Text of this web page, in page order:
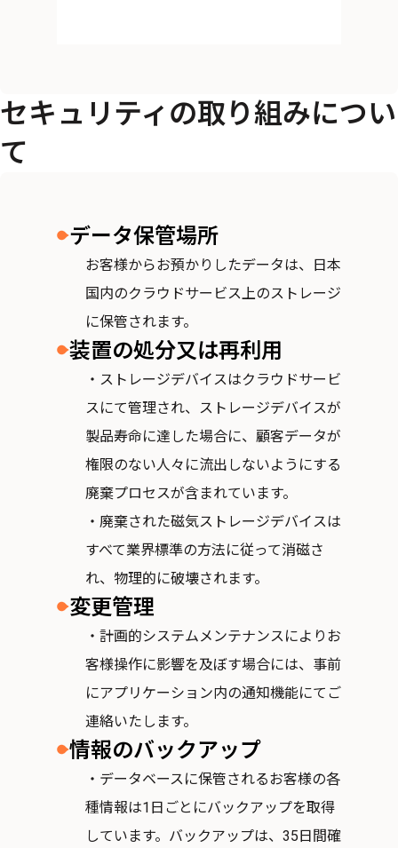
セキュリティの取り組みについ
て
データ保管場所
お客様からお預かりしたデータは、日本
国内のクラウドサービス上のストレージ
に保管されます。
装置の処分又は再利用
・ストレージデバイスはクラウドサービ
スにて管理され、ストレージデバイスが
製品寿命に達した場合に、顧客データが
権限のない人々に流出しないようにする
廃棄プロセスが含まれています。
・廃棄された磁気ストレージデバイスは
すべて業界標準の方法に従って消磁さ
れ、物理的に破壊されます。
変更管理
・計画的システムメンテナンスによりお
客様操作に影響を及ぼす場合には、事前
にアプリケーション内の通知機能にてご
連絡いたします。
情報のバックアップ
・データベースに保管されるお客様の各
種情報は1日ごとにバックアップを取得
しています。バックアップは、35日間確